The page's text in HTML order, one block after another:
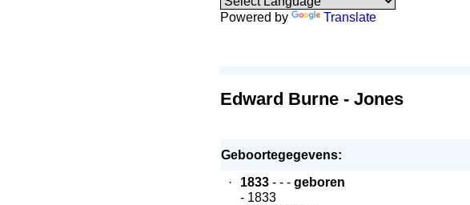
Powered by Translate
Edward Burne - Jones
Geboortegegevens:
·
1833 - - - geboren
- 1833